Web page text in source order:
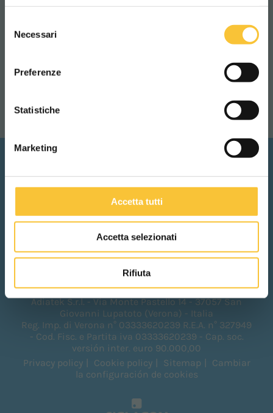
delNecessari
Preferenze
Statistiche
Marketing
Accetta tutti
Accetta selezionati
Rifiuta
Compartir
Adiatek S.r.l. - Via Monte Pastello 14 - 37057 San
Giovanni Lupatoto (Verona) - Italia
Reg. Imp. di Verona n° 03333620239 R.E.A. n° 327949
- Cod. Fisc. e Partita iva 03333620239 - Cap. soc.
versión inter. euro 90.000,00
Privacy policy
Cookie policy Sitemap
Cambiar
la configuración de cookies